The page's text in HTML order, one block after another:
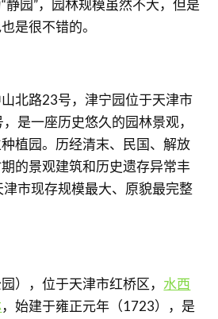
静园”，园林规模虽然不大，但是
是很不错的。
山北路23号，津宁园位于天津市
是一座历史悠久的园林景观，
植园。历经清末、民国、解放
的景观建筑和历史遗存异常丰
市现存规模最大、原貌最完整
），位于天津市红桥区， 水西
，始建于雍正元年（1723），是